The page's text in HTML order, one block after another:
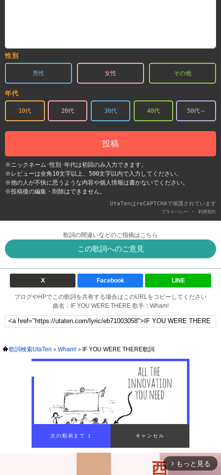
性別
男性 女性 その他
年代
10代 20代 30代 40代 50代～
投稿
※ニックネーム･性別･年代は初回のみ入力できます。
※レビューは全角10文字以上、500文字以内で入力してください。
※他の人が不快に思うような内容や個人情報は書かないでください。
※投稿後の編集・削除はできません。
UtaTenはreCAPTCHAで保護されています
プライバシー - 利用契約
歌詞の間違いなどのご指摘はこちら
この歌詞へのご意見
X Facebook LINE
ブログやHPでこの歌詞を共有する場合はこのURLをコピーしてください
曲名：IF YOU WERE THERE 歌手：Wham!
歌詞検索UtaTen Wham! IF YOU WERE THERE歌詞
00:00 01:38
arrow_forward_ios もっと見る